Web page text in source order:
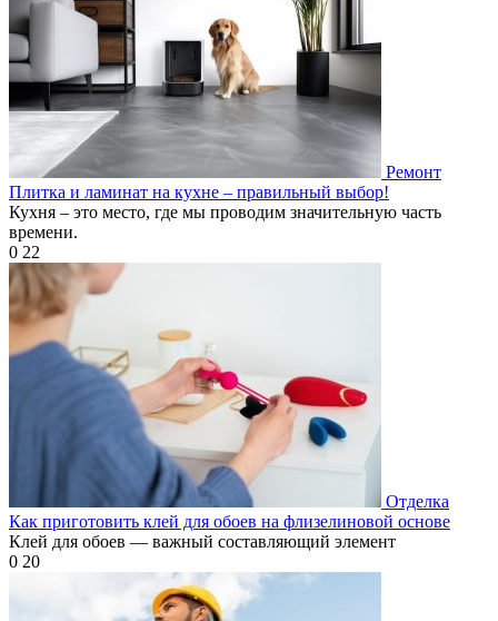
Ремонт
Плитка и ламинат на кухне – правильный выбор!
Кухня – это место, где мы проводим значительную часть
времени.
0 22
Отделка
Как приготовить клей для обоев на флизелиновой основе
Клей для обоев — важный составляющий элемент
0 20